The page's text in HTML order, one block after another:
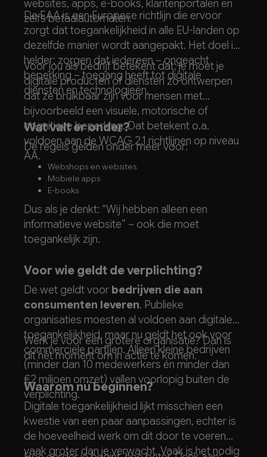
websites, apps, e-books, klantenportalen en
zelfs betaalautomaten.
De EAA is een Europese richtlijn die ervoor
zorgt dat toegankelijkheid in alle EU-landen op
dezelfde manier wordt aangepakt. Het doel is
helder: zorgen dat iedereen – ongeacht
beperking – toegang heeft tot digitale
diensten en technologieën.
Voor jou als bedrijf betekent dat: je moet je
digitale producten of diensten zo ontwerpen
dat ze bruikbaar zijn voor mensen met
bijvoorbeeld een visuele, motorische of
cognitieve beperking. Dat betekent o.a.
voldoen aan de WCAG 2.1 richtlijnen op niveau
AA.
Wat valt er onder?
De regels gelden onder meer voor:
Webshops en websites
Mobiele apps
E-books
Betaalautomaten en ticketmachines
Online klantenservices
Digitale bankdiensten
Communicatieapps en -platforms
Dus als je denkt: “Wij hebben alleen een
informatieve website” – ook die moet
toegankelijk zijn.
Voor wie geldt de verplichting?
De wet geldt voor bedrijven die aan
consumenten leveren. Publieke
organisaties moesten al voldoen aan digitale
toegankelijkheid, maar nu geldt het ook voor
commerciële partijen. Alleen kleine bedrijven
(minder dan 10 medewerkers én minder dan
€2 miljoen omzet) vallen voorlopig buiten de
verplichting.
Werk je voor een grotere organisatie? Dan is
dit hét moment om in actie te komen.
Waarom nú beginnen?
Digitale toegankelijkheid lijkt misschien een
kwestie van een paar aanpassingen, echter is
de hoeveelheid werk om dit door te voeren
vaak groter dan je verwacht. Vaak is het nodig